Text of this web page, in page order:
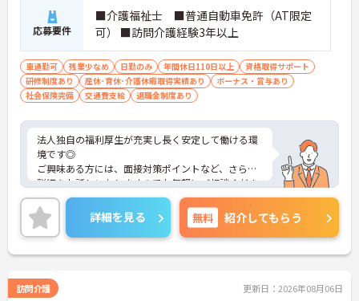
・管理職や他職種への転換など多彩なキャリアプラ
ンを用意
風
応募要件
■介護福祉士 ■普通自動車免許（AT限定
可） ■訪問介護経験3年以上
車通勤可 残業少なめ 日勤のみ 年間休日110日以上
資格取得サポート
研修制度あり
産休･育休･介護休暇取得実績あり
ボーナス・賞与あり
社会保険完備
交通費支給 退職金制度あり
法人独自の福利厚生が充実し長く安定して働ける環
境です◎
ご興味ある方には、面接対策ポイントなど、さらに
詳細をお話しいたしますのでお気軽にご相談くださ
い！
詳細を見る 無料 紹介してもらう
訪問介護 更新日：2026年08月06日